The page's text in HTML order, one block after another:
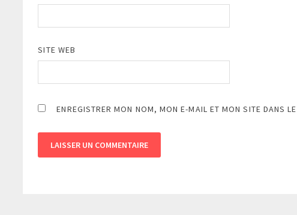
SITE WEB
ENREGISTRER MON NOM, MON E-MAIL ET MON SITE DANS